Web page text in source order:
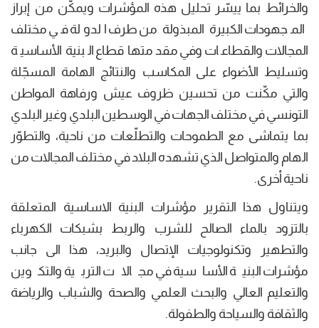
والخرائط بما ييسّر تحليل هذه المؤشرات ويمكّن من إبراز
المجهودات الكبيرة المبذولة من طرف الدولة في مختلف
المجالات والقطاعات وفي مقدمتها قطاع البنية الأساسية
وتسليط الأضواء على المكاسب والنتائج الهامة المسجّلة
والتي مكّنت من تحسين ظروف عيش ورفاهة المواطن
التونسي في مختلف الجهات في الوسطين البلدي وغير البلدي
بما يتماشى مع الطموحات والتطلّعات من ناحية، والتطوّر
الهام والمتواصل الذي تشهده البلاد في مختلف المجالات من
ناحية أخرى.
ويتناول هذا التقرير مؤشرات البنية الاساسية المتعلقة
بالتزود بالماء الصالح للشرب والربط بشبكات الكهرباء
والتطهير وتكنولوجيات الإتصال والبريد، هذا الى جانب
مؤشرات البنية الأساسية في مجالات التربية والتكوين
والتعليم العالي والبحث العلمي والصحة والشباب والرياضة
والثقافة والسياحة والطفولة.